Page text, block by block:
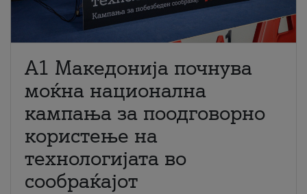
A1 Македонија почнува
моќна национална
кампања за поодговорно
користење на
технологијата во
сообраќајот